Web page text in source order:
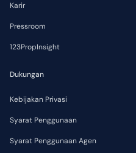
Karir
Pressroom
123PropInsight
Dukungan
Kebijakan Privasi
Syarat Penggunaan
Syarat Penggunaan Agen